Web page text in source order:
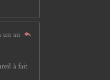
un an
à fait